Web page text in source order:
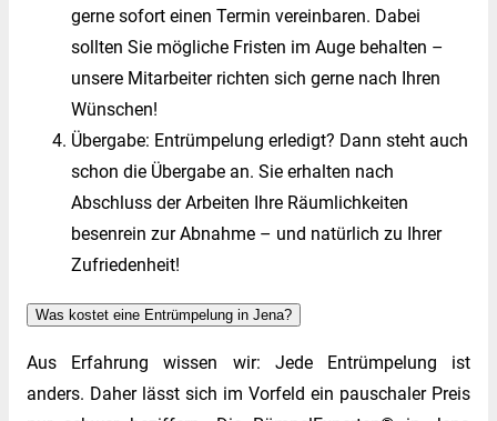
gerne sofort einen Termin vereinbaren. Dabei
sollten Sie mögliche Fristen im Auge behalten –
unsere Mitarbeiter richten sich gerne nach Ihren
Wünschen!
Übergabe: Entrümpelung erledigt? Dann steht auch
schon die Übergabe an. Sie erhalten nach
Abschluss der Arbeiten Ihre Räumlichkeiten
besenrein zur Abnahme – und natürlich zu Ihrer
Zufriedenheit!
Was kostet eine Entrümpelung in Jena?
Aus Erfahrung wissen wir: Jede Entrümpelung ist
anders. Daher lässt sich im Vorfeld ein pauschaler Preis